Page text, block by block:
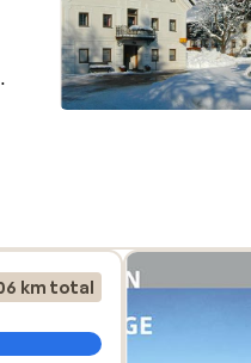
fra
er
km total